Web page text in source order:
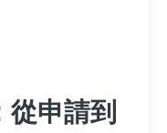
從申請到